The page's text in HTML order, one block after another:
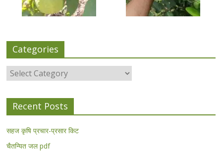
Categories
Categories
Recent Posts
सहज कृषि प्रचार-प्रसार किट
चैतन्यित जल pdf